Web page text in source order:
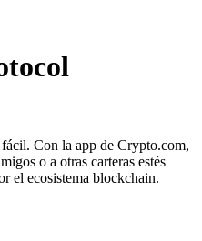
Con la app de Crypto.com,
o a otras carteras estés
el ecosistema blockchain.